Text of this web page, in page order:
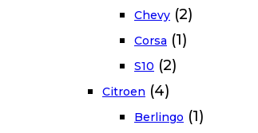
Chevy (2)
Corsa (1)
S10 (2)
Citroen (4)
Berlingo (1)